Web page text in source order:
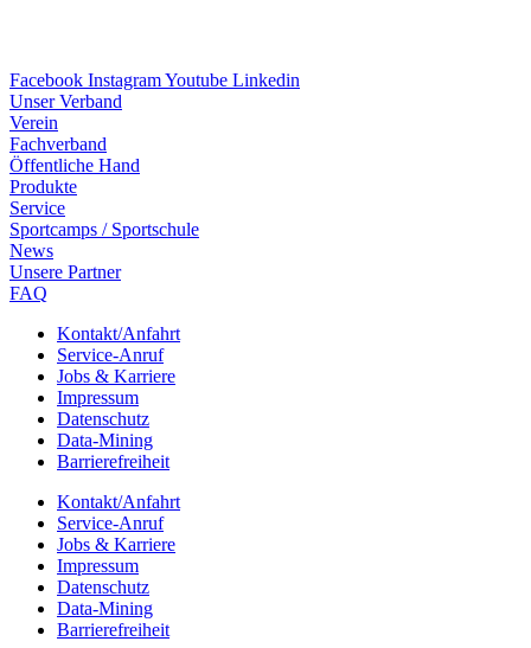
Facebook InstagramYoutube Linkedin
Unser Verband
Verein
Fach­ver­band
Öffent­li­che Hand
Produkte
Service
Sport­camps / Sportschule
News
Unsere Part­ner
FAQ
Kontakt/​​Anfahrt
Service-Anruf
Jobs & Karriere
Impres­sum
Daten­schutz
Data-Mining
Barrie­re­frei­heit
Kontakt/​​Anfahrt
Service-Anruf
Jobs & Karriere
Impres­sum
Daten­schutz
Data-Mining
Barrie­re­frei­heit